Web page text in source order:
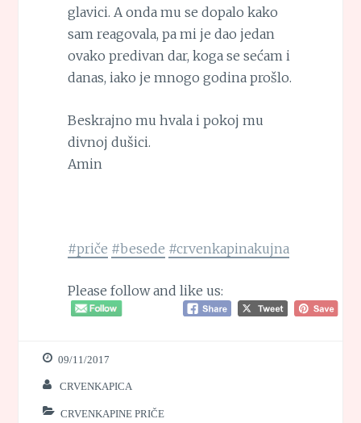
glavici. A onda mu se dopalo kako
sam reagovala, pa mi je dao jedan
ovako predivan dar, koga se sećam i
danas, iako je mnogo godina prošlo.
Beskrajno mu hvala i pokoj mu
divnoj dušici.
Amin
#priče #besede #crvenkapinakujna
Please follow and like us:
09/11/2017
CRVENKAPICA
CRVENKAPINE PRIČE